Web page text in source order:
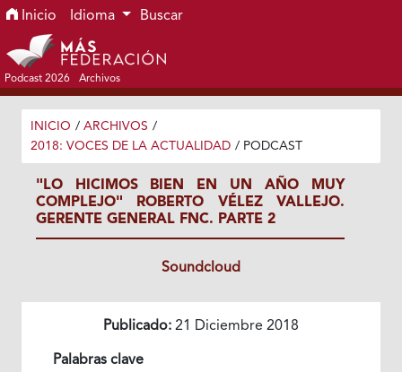
Ir al menú de navegación principal
Ir al contenido principal
Ir al pie de página del sitio
Inicio Idioma Buscar
Podcast 2026 Archivos
INICIO / ARCHIVOS /
2018: VOCES DE LA ACTUALIDAD / PODCAST
"LO HICIMOS BIEN EN UN AÑO MUY
COMPLEJO" ROBERTO VÉLEZ VALLEJO.
GERENTE GENERAL FNC. PARTE 2
Soundcloud
Publicado: 21 Diciembre 2018
Palabras clave